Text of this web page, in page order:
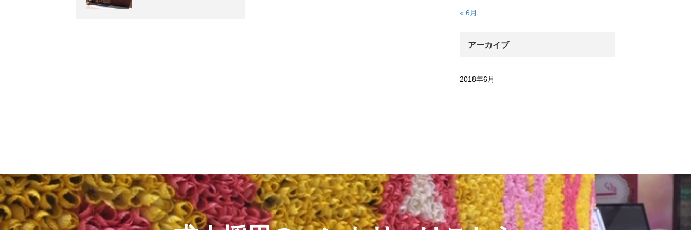
« 6月
アーカイブ
2018年6月